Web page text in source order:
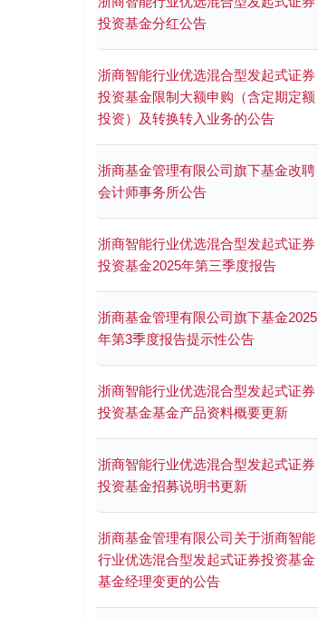
投资基金分红公告
浙商智能行业优选混合型发起式证券
投资基金限制大额申购（含定期定额
投资）及转换转入业务的公告
浙商基金管理有限公司旗下基金改聘
会计师事务所公告
浙商智能行业优选混合型发起式证券
投资基金2025年第三季度报告
浙商基金管理有限公司旗下基金2025
年第3季度报告提示性公告
浙商智能行业优选混合型发起式证券
投资基金基金产品资料概要更新
浙商智能行业优选混合型发起式证券
投资基金招募说明书更新
浙商基金管理有限公司关于浙商智能
行业优选混合型发起式证券投资基金
基金经理变更的公告